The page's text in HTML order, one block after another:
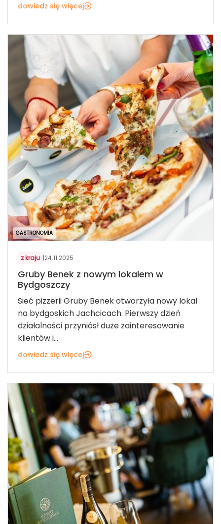
dowiedz się więcej
GASTRONOMIA
z kraju |24.11.2025
Gruby Benek z nowym lokalem w
Bydgoszczy
Sieć pizzerii Gruby Benek otworzyła nowy lokal
na bydgoskich Jachcicach. Pierwszy dzień
działalności przyniósł duże zainteresowanie
klientów i...
dowiedz się więcej